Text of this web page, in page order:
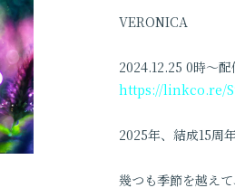
VERONICA
2024.12.25 0時〜配
https://linkco.re/
2025年、結成15周
幾つも季節を越え